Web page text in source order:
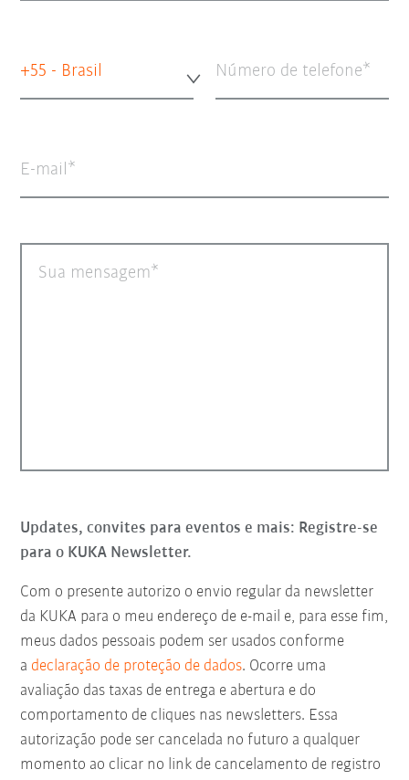
+55 - Brasil Número de telefone
E-mail
Sua mensagem
Updates, convites para eventos e mais: Registre-se
para o KUKA Newsletter.
Com o presente autorizo o envio regular da newsletter
da KUKA para o meu endereço de e-mail e, para esse fim,
meus dados pessoais podem ser usados conforme
a declaração de proteção de dados. Ocorre uma
avaliação das taxas de entrega e abertura e do
comportamento de cliques nas newsletters. Essa
autorização pode ser cancelada no futuro a qualquer
momento ao clicar no link de cancelamento de registro